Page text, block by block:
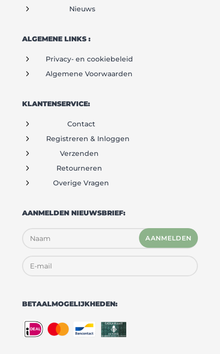
5 Nieuws
ALGEMENE LINKS :
5 Privacy- en cookiebeleid
5 Algemene Voorwaarden
KLANTENSERVICE:
5 Contact
5 Registreren & Inloggen
5 Verzenden
5 Retourneren
5 Overige Vragen
AANMELDEN NIEUWSBRIEF:
AANMELDEN
BETAALMOGELIJKHEDEN: